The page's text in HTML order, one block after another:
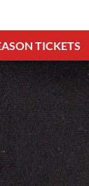
TICKETS